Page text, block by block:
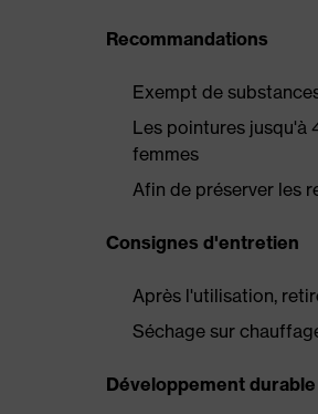
Recommandations
Exempt de
Les pointures jusqu'à
femmes
Afin de préserver les
Consignes d'entretien
Après l'utilisation,
Séchage sur
Développement durable